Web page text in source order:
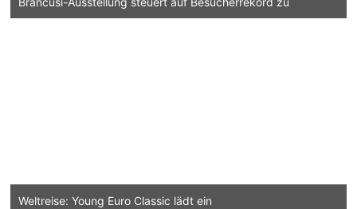
Weltreise: Young Euro Classic lädt ein